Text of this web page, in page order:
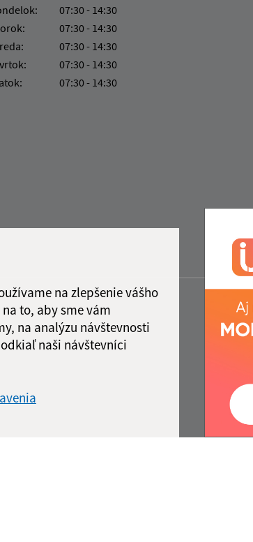
na zlepšenie vášho
to, aby sme vám
na analýzu návštevnosti
naši návštevníci
07:30 - 14:30
07:30 - 14:30
07:30 - 14:30
07:30 - 14:30
07:30 - 14:30